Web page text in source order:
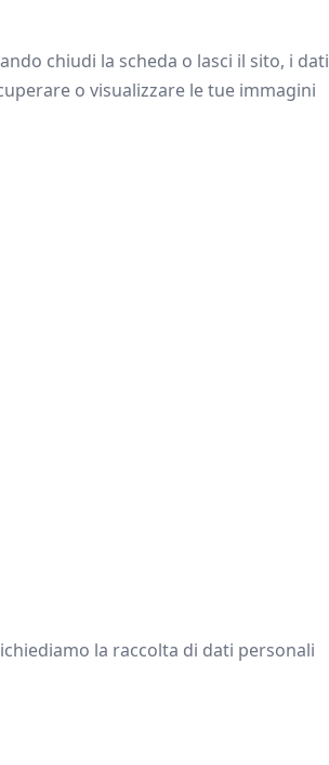
chiudi la scheda o lasci il sito, i dati
o visualizzare le tue immagini
la raccolta di dati personali